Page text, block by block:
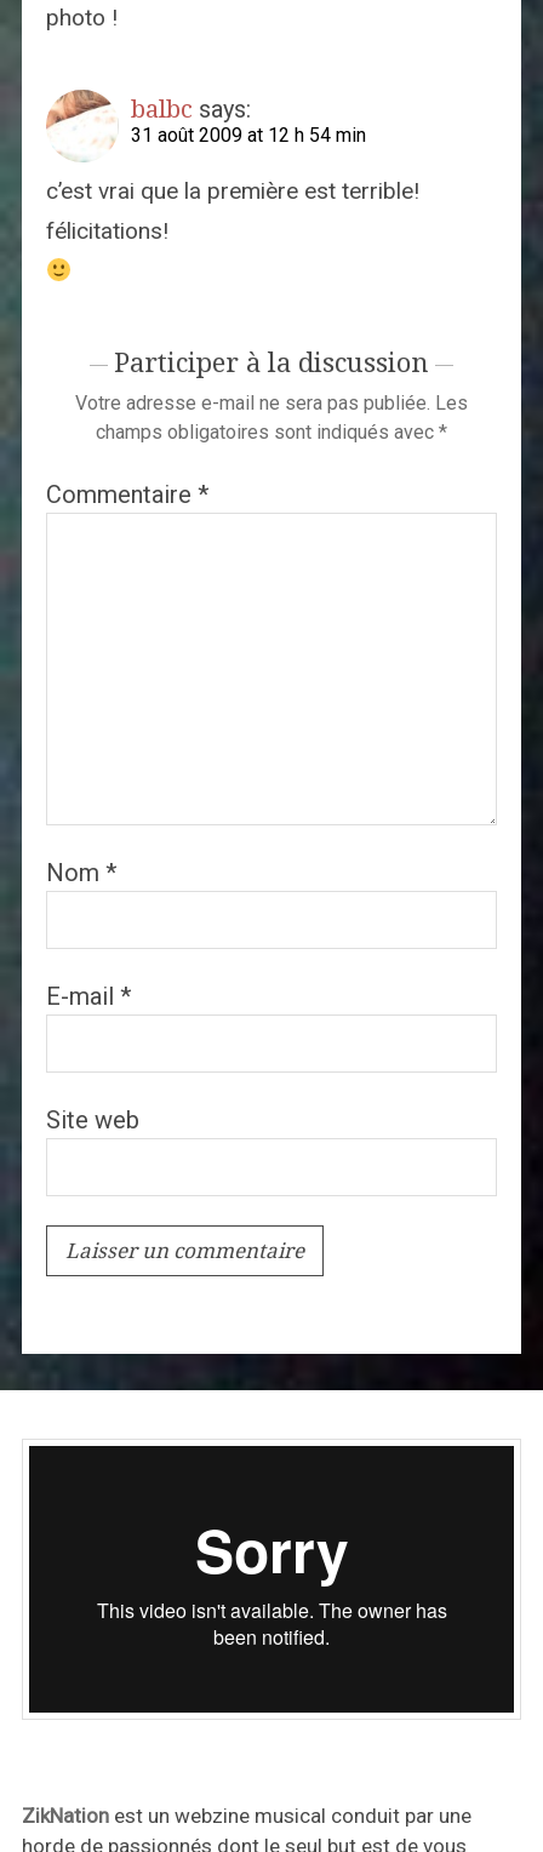
photo !
balbc says:
31 août 2009 at 12 h 54 min
c’est vrai que la première est terrible!
félicitations!
Participer à la discussion
Votre adresse e-mail ne sera pas publiée. Les
champs obligatoires sont indiqués avec *
Commentaire *
Nom *
E-mail *
Site web
ZikNationest un webzine musical conduit par une
horde de passionnés dont le seul but est de vous